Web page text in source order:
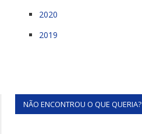
2020
2019
NÃO ENCONTROU O QUE QUERIA?